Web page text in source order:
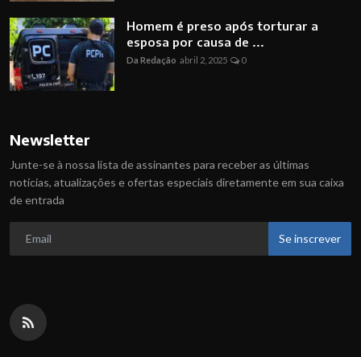
Homem é preso após torturar a
esposa por causa de ...
Da Redação abril 2, 2025 0
Newsletter
Junte-se à nossa lista de assinantes para receber as últimas
notícias, atualizações e ofertas especiais diretamente em sua caixa
de entrada
Se inscrever